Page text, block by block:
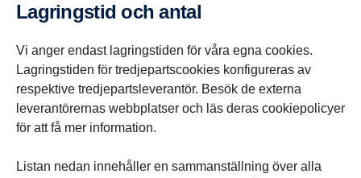
Lagringstid och antal
Vi anger endast lagringstiden för våra egna cookies.
Lagringstiden för tredjepartscookies konfigureras av
respektive tredjepartsleverantör. Besök de externa
leverantörernas webbplatser och läs deras cookiepolicyer
för att få mer information.
Listan nedan innehåller en sammanställning över alla